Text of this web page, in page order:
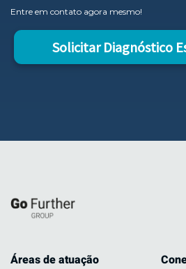
Entre em contato agora mesmo!
Solicitar Diagnóstico
Áreas de atuação